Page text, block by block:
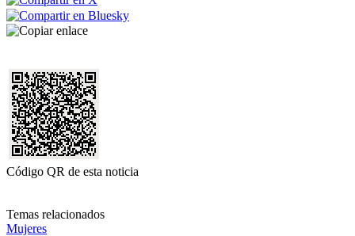
Código QR de esta noticia
Temas relacionados
Mujeres